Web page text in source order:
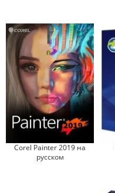
Corel Painter 2019 на
русском